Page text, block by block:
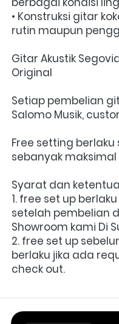
• Konstruksi gitar
rutin maupun
Gitar Akustik
Original
Setiap pembelian
Free setting
sebanyak
Syarat dan
1. free set up
setelah pembelian
Showroom kami Di
2. free set up
berlaku jika ada
check out.